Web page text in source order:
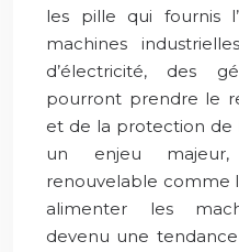
les pille qui fournis
machines
d’électricité, des
pourront prendre le
et de la protection de
un enjeu majeur,
renouvelable comme
alimenter les
devenu une